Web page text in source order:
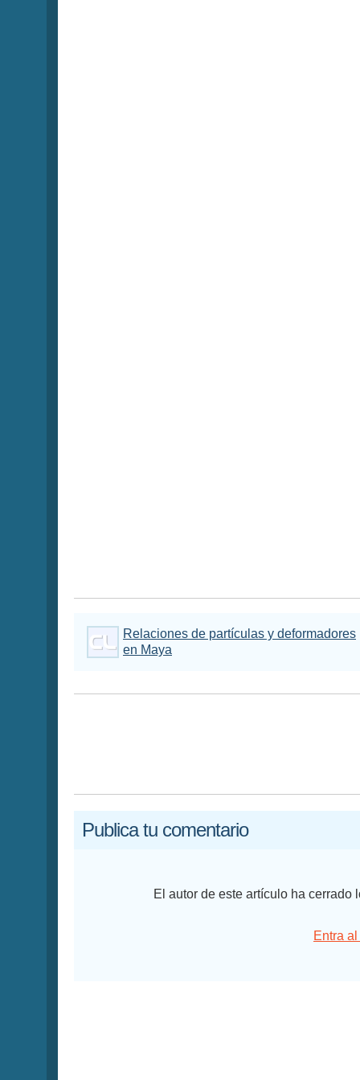
Relaciones de partículas y deformadores
en Maya
Publica tu comentario
El autor de este artículo ha cerrado
Entra